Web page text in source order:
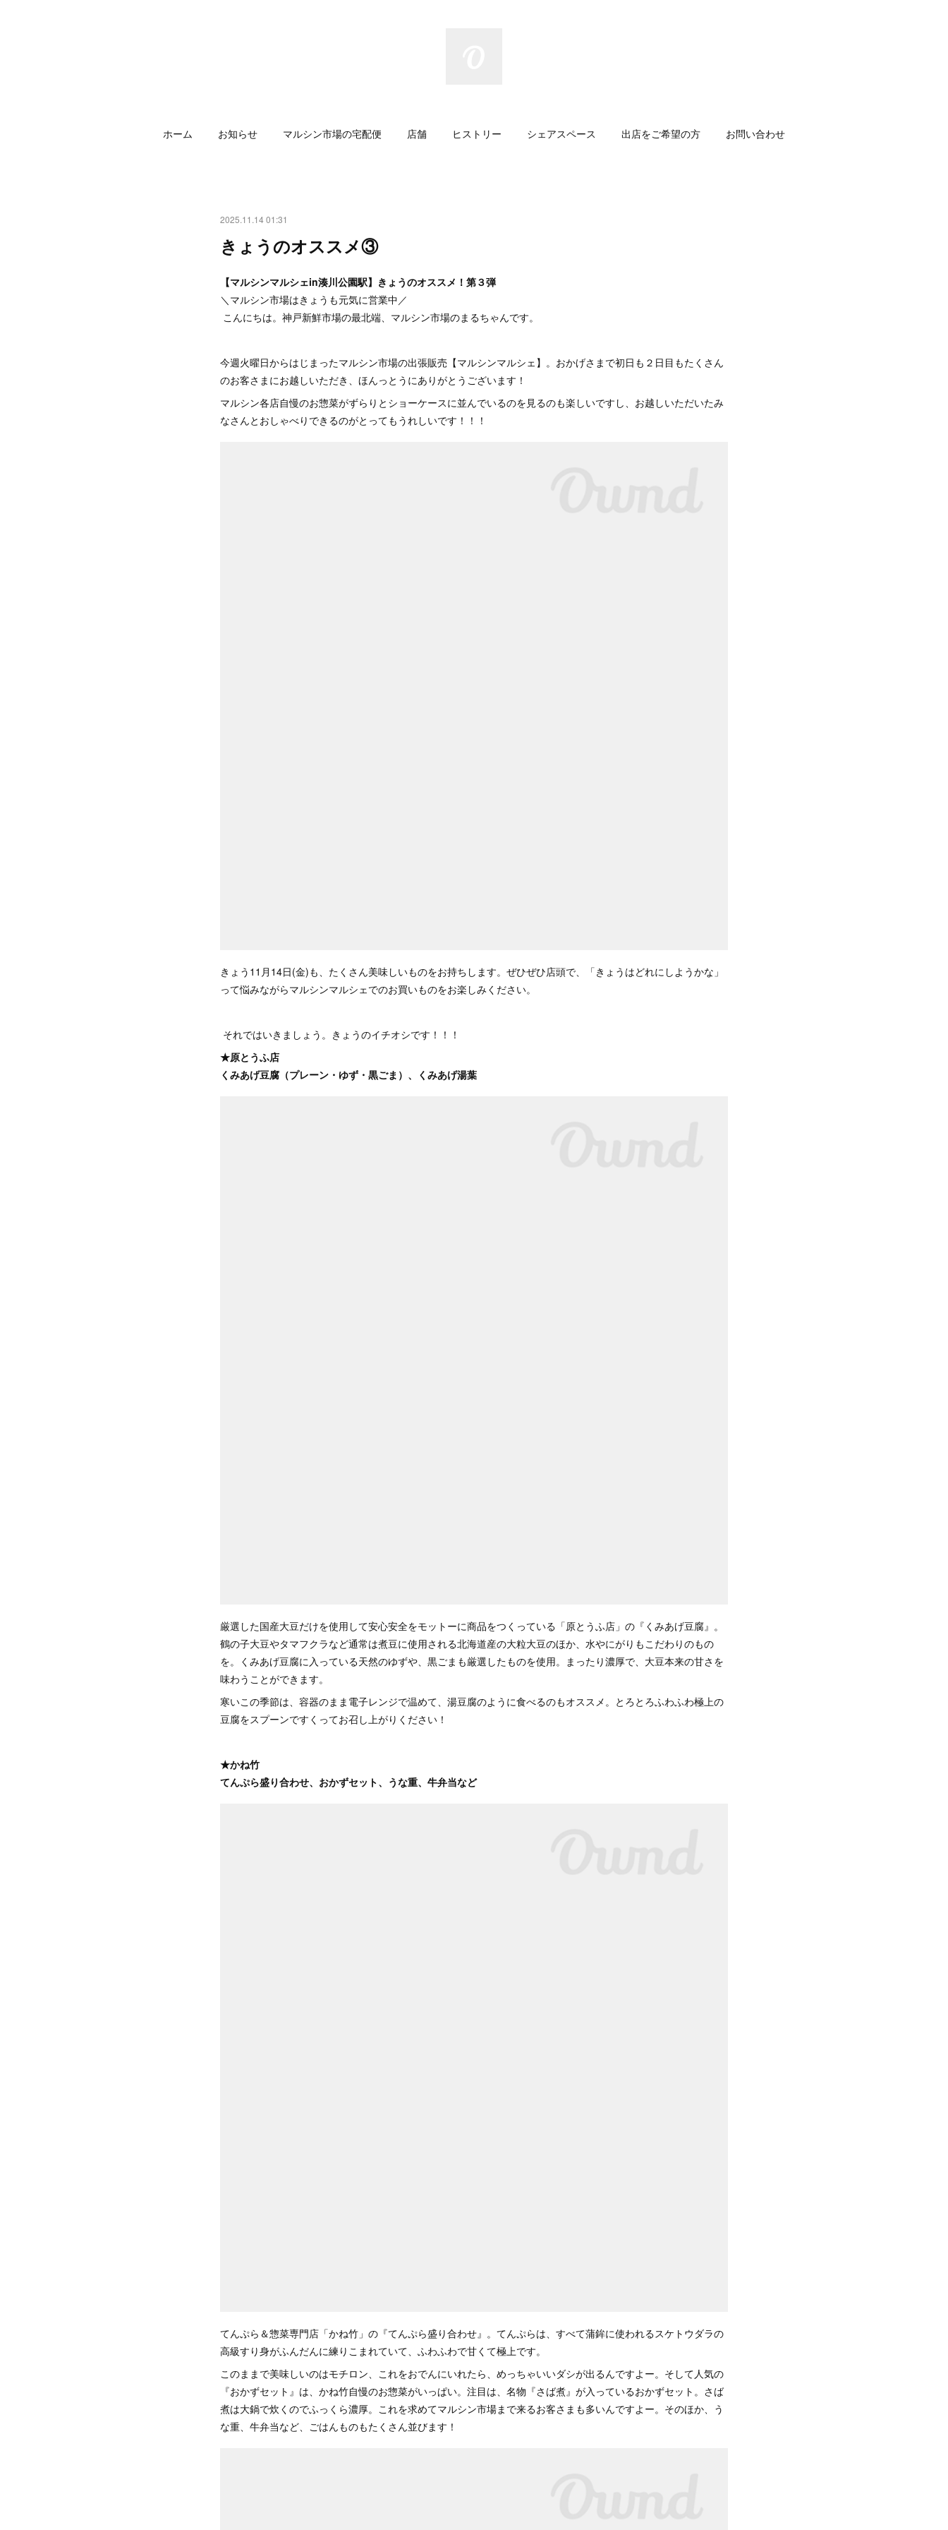
ホーム お知らせ マルシン市場の宅配便 店舗 ヒストリー シェアスペース 出店をご希望の方 お問い合わせ
2025.11.14 01:31
きょうのオススメ③
【マルシンマルシェin湊川公園駅】きょうのオススメ！第３弾
＼マルシン市場はきょうも元気に営業中／
こんにちは。神戸新鮮市場の最北端、マルシン市場のまるちゃんです。
今週火曜日からはじまったマルシン市場の出張販売【マルシンマルシェ】。おかげさまで初日も２日目もたくさん
のお客さまにお越しいただき、ほんっとうにありがとうございます！
マルシン各店自慢のお惣菜がずらりとショーケースに並んでいるのを見るのも楽しいですし、お越しいただいたみ
なさんとおしゃべりできるのがとってもうれしいです！！！
きょう11月14日(金)も、たくさん美味しいものをお持ちします。ぜひぜひ店頭で、「きょうはどれにしようかな」
って悩みながらマルシンマルシェでのお買いものをお楽しみください。
それではいきましょう。きょうのイチオシです！！！
★原とうふ店
くみあげ豆腐（プレーン・ゆず・黒ごま）、くみあげ湯葉
厳選した国産大豆だけを使用して安心安全をモットーに商品をつくっている「原とうふ店」の『くみあげ豆腐』。
鶴の子大豆やタマフクラなど通常は煮豆に使用される北海道産の大粒大豆のほか、水やにがりもこだわりのもの
を。くみあげ豆腐に入っている天然のゆずや、黒ごまも厳選したものを使用。まったり濃厚で、大豆本来の甘さを
味わうことができます。
寒いこの季節は、容器のまま電子レンジで温めて、湯豆腐のように食べるのもオススメ。とろとろふわふわ極上の
豆腐をスプーンですくってお召し上がりください！
★かね竹
てんぷら盛り合わせ、おかずセット、うな重、牛弁当など
てんぷら＆惣菜専門店「かね竹」の『てんぷら盛り合わせ』。てんぷらは、すべて蒲鉾に使われるスケトウダラの
高級すり身がふんだんに練りこまれていて、ふわふわで甘くて極上です。
このままで美味しいのはモチロン、これをおでんにいれたら、めっちゃいいダシが出るんですよー。そして人気の
『おかずセット』は、かね竹自慢のお惣菜がいっぱい。注目は、名物『さば煮』が入っているおかずセット。さば
煮は大鍋で炊くのでふっくら濃厚。これを求めてマルシン市場まで来るお客さまも多いんですよー。そのほか、う
な重、牛弁当など、ごはんものもたくさん並びます！